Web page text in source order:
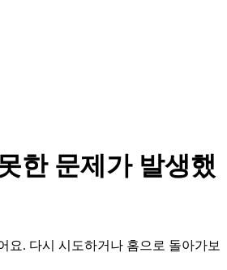
한 문제가 발생했
요. 다시 시도하거나 홈으로 돌아가보